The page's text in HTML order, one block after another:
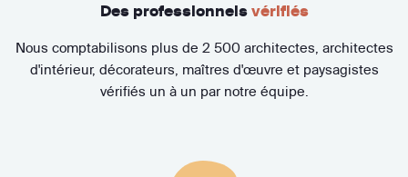
Des professionnels vérifiés
Nous comptabilisons plus de 2 500 architectes, architectes
d'intérieur, décorateurs, maîtres d'œuvre et paysagistes
vérifiés un à un par notre équipe.